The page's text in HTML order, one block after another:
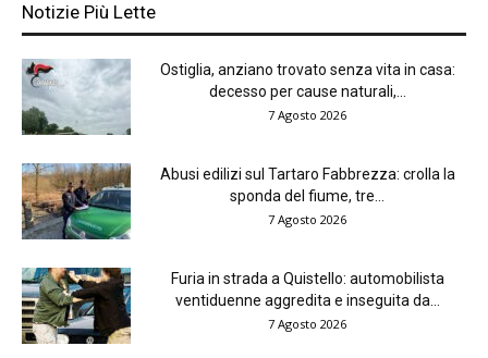
Notizie Più Lette
Ostiglia, anziano trovato senza vita in casa:
decesso per cause naturali,...
7 Agosto 2026
Abusi edilizi sul Tartaro Fabbrezza: crolla la
sponda del fiume, tre...
7 Agosto 2026
Furia in strada a Quistello: automobilista
ventiduenne aggredita e inseguita da...
7 Agosto 2026